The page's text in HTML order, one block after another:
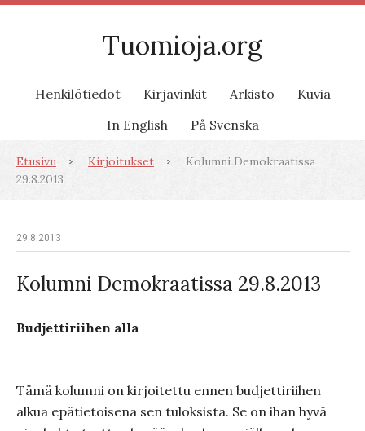
Tuomioja.org
Henkilötiedot Kirjavinkit Arkisto
Kuvia
In English
På Svenska
Etusivu Kirjoitukset
Kolumni Demokraatissa
29.8.2013
29.8.2013
Kolumni Demokraatissa 29.8.2013
Budjettiriihen alla
Tämä kolumni on kirjoitettu ennen budjettiriihen
alkua epätietoisena sen tuloksista. Se on ihan hyvä